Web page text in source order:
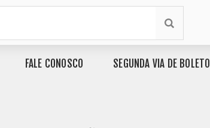
FALE CONOSCO SEGUNDA VIA DE BOLETO